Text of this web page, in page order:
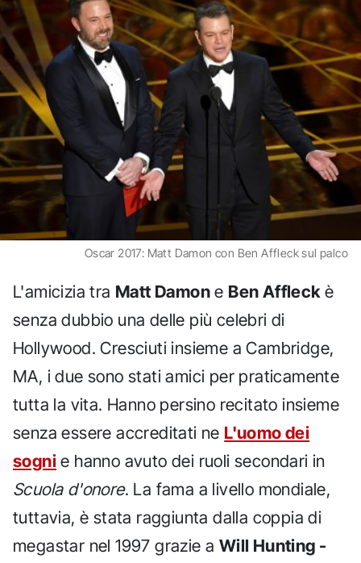
Oscar 2017: Matt Damon con Ben Affleck sul palco
L'amicizia tra Matt Damon e Ben Affleckè
senza dubbio una delle più celebri di
Hollywood. Cresciuti insieme a Cambridge,
MA, i due sono stati amici per praticamente
tutta la vita. Hanno persino recitato insieme
senza essere accreditati ne L'uomo dei
sogni e hanno avuto dei ruoli secondari in
Scuola d'onore. La fama a livello mondiale,
tuttavia, è stata raggiunta dalla coppia di
megastar nel 1997 grazie a Will Hunting -